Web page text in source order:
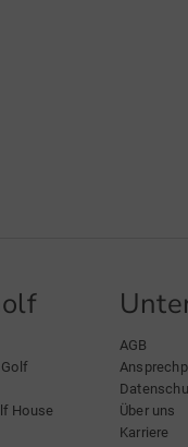
House
AGB
Über uns
Karriere